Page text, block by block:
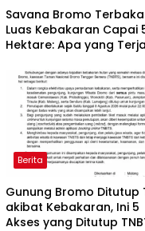
Savana Bromo
Luas Kebakaran Capai
Hektare: Apa yang
Berita
Gunung Bromo Ditutup
akibat Kebakaran, Ini 5
Akses yang Ditutup